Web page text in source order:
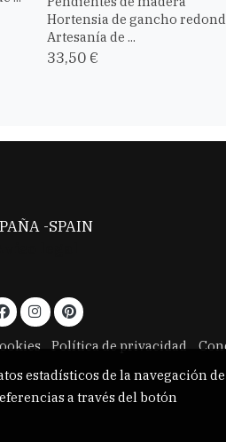
Hortensia de gancho
Artesanía de ...
33,50 €
-SPAIN
Política de privacidad
estadísticos de la navegación de
a través del botón